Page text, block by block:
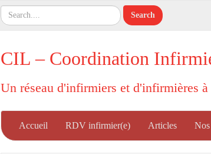
CIL – Coordination
Un réseau d'infirmiers et d'infirmières
Accueil RDV infirmier(e) Articles Nos